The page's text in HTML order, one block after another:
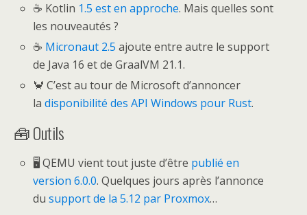
☕ Kotlin 1.5 est en approche. Mais quelles sont
les nouveautés ?
☕ Micronaut 2.5 ajoute entre autre le support
de Java 16 et de GraalVM 21.1.
🦀 C’est au tour de Microsoft d’annoncer
ladisponibilité des API Windows pour Rust.
🧰 Outils
🖥️ QEMU vient tout juste d’être publié en
version 6.0.0. Quelques jours après l’annonce
dusupport de la 5.12 par Proxmox…